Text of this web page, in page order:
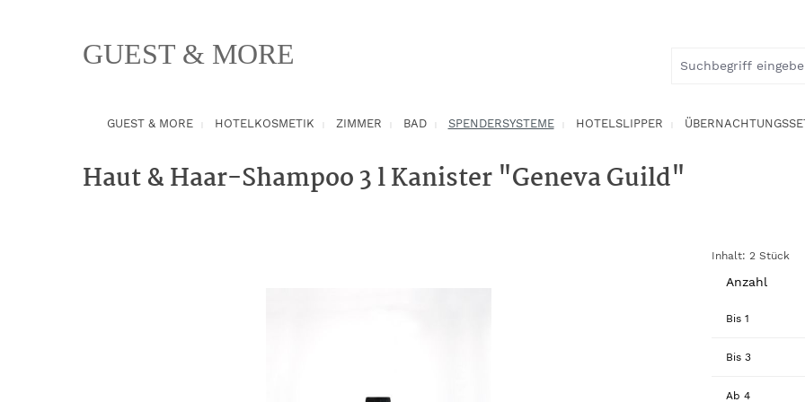
GUEST & MORE
GUEST & MORE HOTELKOSMETIK ZIMMER BAD SPENDERSYSTEME HOTELSLIPPER
Haut & Haar-Shampoo 3 l Kanister "Geneva Guild"
Inhalt: 2 Stück
Anzahl
Bis 1
Bis 3
Ab 4